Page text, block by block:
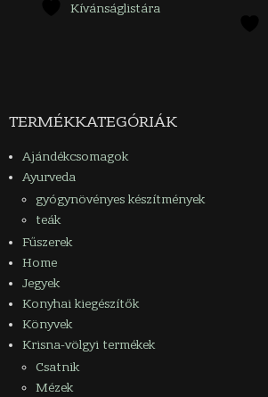
Kívánságlistára
TERMÉKKATEGÓRIÁK
Ajándékcsomagok
Ayurveda
gyógynövényes készítmények
teák
Fűszerek
Home
Jegyek
Konyhai kiegészítők
Könyvek
Krisna-völgyi termékek
Csatnik
Mézek